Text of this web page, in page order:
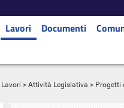
Lavori Documenti
Lavori > Attività Legislativa > Progetti